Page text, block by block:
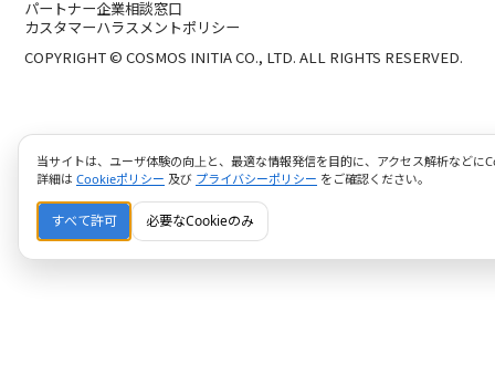
パートナー企業相談窓口
カスタマーハラスメントポリシー
COPYRIGHT © COSMOS INITIA CO., LTD. ALL RIGHTS RESERVED.
当サイトは、ユーザ体験の向上と、最適な情報発信を目的に、アクセス解析などに
詳細は Cookieポリシー 及び プライバシーポリシー をご確認ください。
すべて許可 必要なCookieのみ